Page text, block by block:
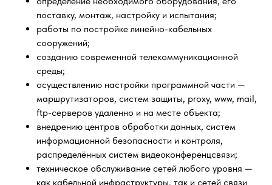
поставку, монтаж, настройку и испытания;
работы по постройке линейно-кабельных
сооружений;
созданию современной телекоммуникационной
среды;
осуществлению настройки программной части —
маршрутизаторов, систем защиты, proxy, www, mail,
ftp-серверов удаленно и на месте объекта;
внедрению центров обработки данных, систем
информационной безопасности и контроля,
распределённых систем видеоконференцсвязи;
техническое обслуживание сетей любого уровня —
как кабельной инфраструктуры, так и сетей связи